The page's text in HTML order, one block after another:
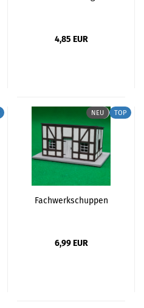
4,85 EUR
NEU TOP
Fachwerkschuppen
6,99 EUR